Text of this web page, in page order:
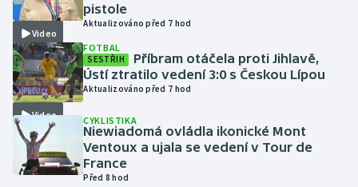
Lyže a snowboard
Moderní pětiboj
Motorsport
Olympijské hry
Parasport
Video
pistole
Aktualizováno před 7 hod
Video
FOTBAL
SESTŘIH
Příbram otáčela proti Jihlavě,
Ústí ztratilo vedení 3:0 s Českou Lípou
Aktualizováno před 7 hod
CYKLISTIKA
Niewiadomá ovládla ikonické Mont
Ventoux a ujala se vedení v Tour de
France
Před 8 hod